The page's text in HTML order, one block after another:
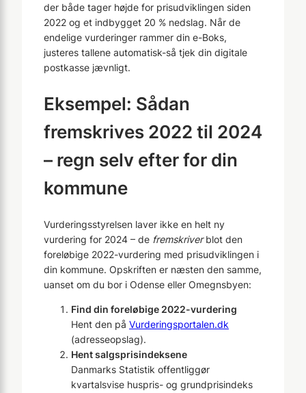
der både tager højde for prisudviklingen siden
2022 og et indbygget 20 % nedslag. Når de
endelige vurderinger rammer din e-Boks,
justeres tallene automatisk-så tjek din digitale
postkasse jævnligt.
Eksempel: Sådan
fremskrives 2022 til 2024
– regn selv efter for din
kommune
Vurderingsstyrelsen laver ikke en helt ny
vurdering for 2024 – de fremskriverblot den
foreløbige 2022-vurdering med prisudviklingen i
din kommune. Opskriften er næsten den samme,
uanset om du bor i Odense eller Omegnsbyen:
Find din foreløbige 2022-vurdering
Hent den på Vurderingsportalen.dk
(adresseopslag).
Hent salgsprisindeksene
Danmarks Statistik offentliggør
kvartalsvise huspris- og grundprisindeks